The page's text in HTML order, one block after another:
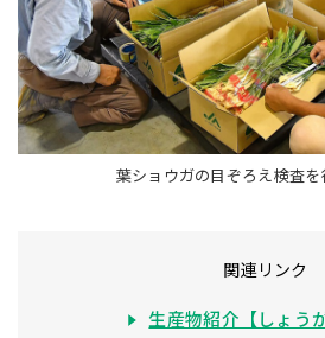
葉ショウガの目ぞろえ検査を
関連リンク
生産物紹介【しょう